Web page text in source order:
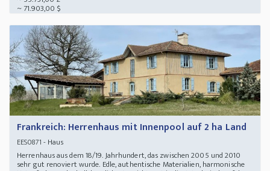
~ 71.903,00 $
Frankreich: Herrenhaus mit Innenpool auf 2 ha Land
EES0871 - Haus
Herrenhaus aus dem 18/19. Jahrhundert, das zwischen 2005 und 2010
sehr gut renoviert wurde. Edle, authentische Materialien, harmonische